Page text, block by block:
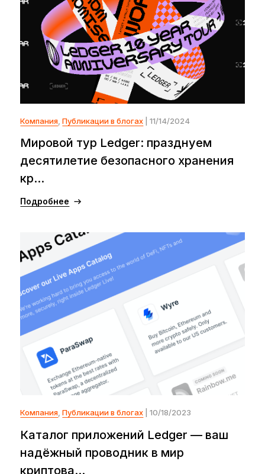
Компания ,Публикации в блогах | 11/14/2024
Мировой тур Ledger: празднуем
десятилетие безопасного хранения
кр...
Подробнее
Компания ,Публикации в блогах | 10/18/2023
Каталог приложений Ledger — ваш
надёжный проводник в мир
криптова...